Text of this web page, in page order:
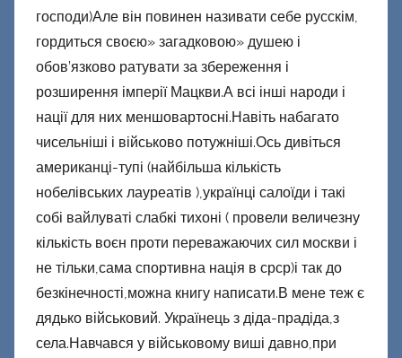
господи)Але він повинен називати себе русскім,
гордиться своєю» загадковою» душею і
обов’язково ратувати за збереження і
розширення імперії Мацкви.А всі інші народи і
нації для них меншовартосні.Навіть набагато
чисельніші і військово потужніші.Ось дивіться
американці-тупі (найбільша кількість
нобелівських лауреатів ),українці салоїди і такі
собі вайлуваті слабкі тихоні ( провели величезну
кількість воєн проти переважаючих сил москви і
не тільки,сама спортивна нація в срср)і так до
безкінечності,можна книгу написати.В мене теж є
дядько військовий. Українець з діда-прадіда,з
села.Навчався у військовому виші давно,при